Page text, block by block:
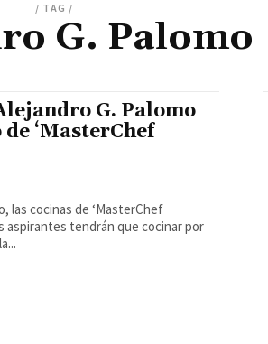
/ TAG /
G. Palomo
G. Palomo
‘MasterChef
las cocinas de ‘MasterChef
aspirantes tendrán que cocinar por